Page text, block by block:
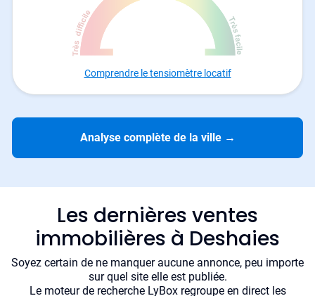
Comprendre le tensiomètre locatif
Analyse complète de la ville →
Les dernières ventes
immobilières à Deshaies
Soyez certain de ne manquer aucune annonce, peu importe
sur quel site elle est publiée.
Le moteur de recherche LyBox regroupe en direct les